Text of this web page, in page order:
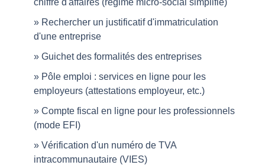
chiffre d'affaires (régime micro-social simplifié)
Rechercher un justificatif d'immatriculation
d'une entreprise
Guichet des formalités des entreprises
Pôle emploi : services en ligne pour les
employeurs (attestations employeur, etc.)
Compte fiscal en ligne pour les professionnels
(mode EFI)
Vérification d'un numéro de TVA
intracommunautaire (VIES)